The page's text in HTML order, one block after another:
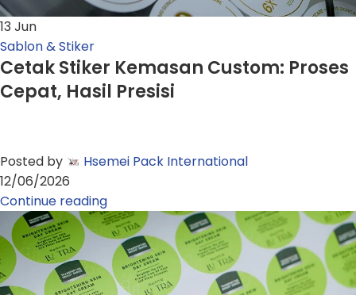
13 Jun
Sablon & Stiker
Cetak Stiker Kemasan Custom: Proses
Cepat, Hasil Presisi
Posted by
Hsemei Pack International
12/06/2026
Continue reading